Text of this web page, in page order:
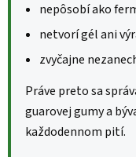
nepôsobí ako
netvorí gél ani
zvyčajne
Práve preto sa
guarovej gumy a
každodennom pití.